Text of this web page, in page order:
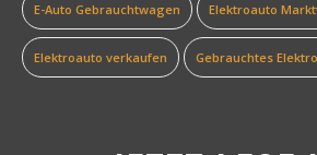
E-Auto Gebrauchtwagen Elektroauto
Elektroauto verkaufen Gebrauchtes